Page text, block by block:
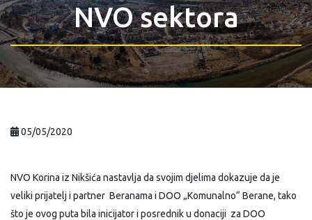
NVO sektora
05/05/2020
NVO Korina iz Nikšića nastavlja da svojim djelima dokazuje da je
veliki prijatelj i partner Beranama i DOO „Komunalno“ Berane, tako
što je ovog puta bila inicijator i posrednik u donaciji za DOO